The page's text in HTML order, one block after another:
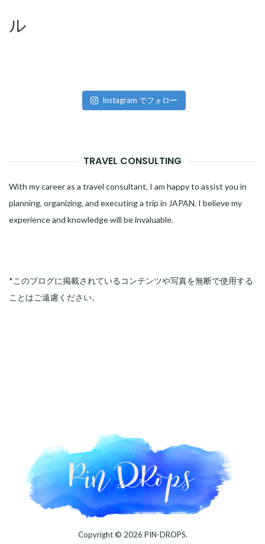
ル
Instagram でフォロー
TRAVEL CONSULTING
With my career as a travel consultant, I am happy to assist you in
planning, organizing, and executing a trip in JAPAN. I believe my
experience and knowledge will be invaluable.
*このブログに掲載されているコンテンツや写真を無断で使用する
ことはご遠慮ください。
Copyright © 2026 PIN-DROPS.